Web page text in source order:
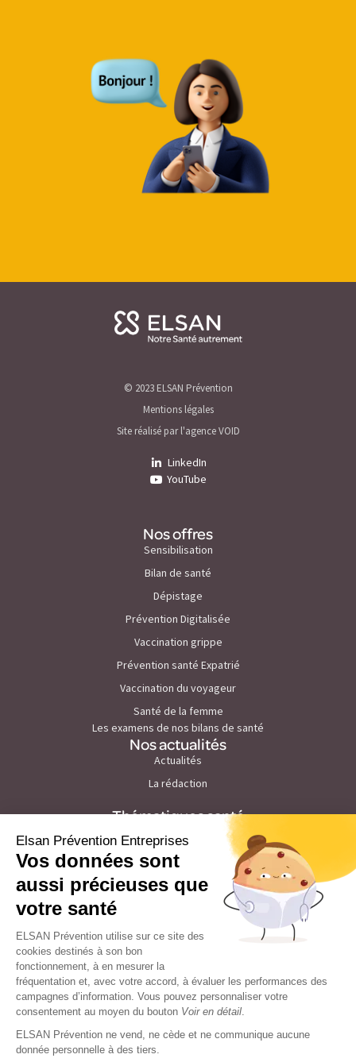
© 2023 ELSAN Prévention
Mentions légales
Site réalisé par l'agence VOID
LinkedIn
YouTube
Nos offres
Sensibilisation
Bilan de santé
Dépistage
Prévention Digitalisée
Vaccination grippe
Prévention santé Expatrié
Vaccination du voyageur
Santé de la femme
Les examens de nos bilans de santé
Nos actualités
Actualités
La rédaction
Thématiques santé
Prévention du cancer de la peau
Prévention du stress et burn out
Prévention des maladies cardiovasculaires
Prévention du troubles du sommeil
Prévention tabac
Prévention de la grippe
Prévention des pathologies visuelles
Prévention du diabète et nutrition
Prévention du cancer du sein